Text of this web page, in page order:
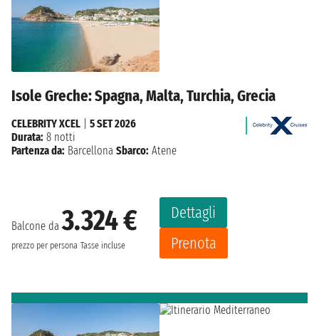
Isole Greche: Spagna, Malta, Turchia, Grecia
Balcone da3.324 €
prezzo per persona Tasse incluse
Dettagli
Prenota
CELEBRITY XCEL
5 SET 2026
Durata: 8 notti
Partenza da: Barcellona Sbarco: Atene